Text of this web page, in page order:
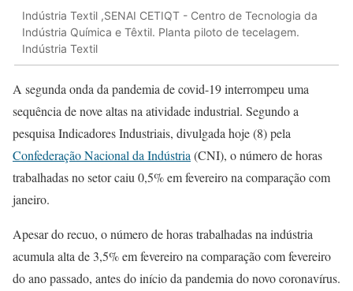
Indústria Textil ,SENAI CETIQT - Centro de Tecnologia da
Indústria Química e Têxtil. Planta piloto de tecelagem.
Indústria Textil
A segunda onda da pandemia de covid-19 interrompeu uma
sequência de nove altas na atividade industrial. Segundo a
pesquisa Indicadores Industriais, divulgada hoje (8) pela
Confederação Nacional da Indústria (CNI), o número de horas
trabalhadas no setor caiu 0,5% em fevereiro na comparação com
janeiro.
Apesar do recuo, o número de horas trabalhadas na indústria
acumula alta de 3,5% em fevereiro na comparação com fevereiro
do ano passado, antes do início da pandemia do novo coronavírus.